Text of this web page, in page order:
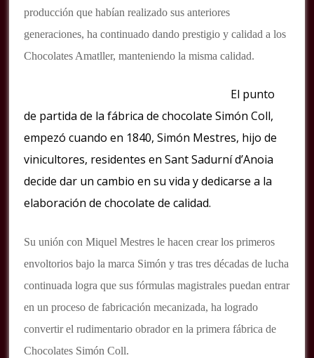
producción que habían realizado sus anteriores
generaciones, ha continuado dando prestigio y calidad a los
Chocolates Amatller, manteniendo la misma calidad.
El punto
de partida de la fábrica de chocolate Simón Coll,
empezó cuando en 1840, Simón Mestres, hijo de
vinicultores, residentes en Sant Sadurní d’Anoia
decide dar un cambio en su vida y dedicarse a la
elaboración de chocolate de calidad.
Su unión con Miquel Mestres le hacen crear los primeros
envoltorios bajo la marca Simón y tras tres décadas de lucha
continuada logra que sus fórmulas magistrales puedan entrar
en un proceso de fabricación mecanizada, ha logrado
convertir el rudimentario obrador en la primera fábrica de
Chocolates Simón Coll.